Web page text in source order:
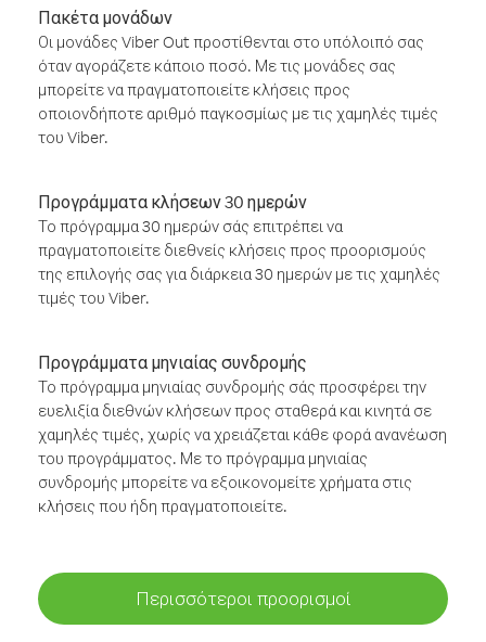
Πακέτα μονάδων
Οι μονάδες Viber Out προστίθενται στο υπόλοιπό σας
όταν αγοράζετε κάποιο ποσό. Με τις μονάδες σας
μπορείτε να πραγματοποιείτε κλήσεις προς
οποιονδήποτε αριθμό παγκοσμίως με τις χαμηλές τιμές
του Viber.
Προγράμματα κλήσεων 30 ημερών
Το πρόγραμμα 30 ημερών σάς επιτρέπει να
πραγματοποιείτε διεθνείς κλήσεις προς προορισμούς
της επιλογής σας για διάρκεια 30 ημερών με τις χαμηλές
τιμές του Viber.
Προγράμματα μηνιαίας συνδρομής
Το πρόγραμμα μηνιαίας συνδρομής σάς προσφέρει την
ευελιξία διεθνών κλήσεων προς σταθερά και κινητά σε
χαμηλές τιμές, χωρίς να χρειάζεται κάθε φορά ανανέωση
του προγράμματος. Με το πρόγραμμα μηνιαίας
συνδρομής μπορείτε να εξοικονομείτε χρήματα στις
κλήσεις που ήδη πραγματοποιείτε.
Περισσότεροι προορισμοί